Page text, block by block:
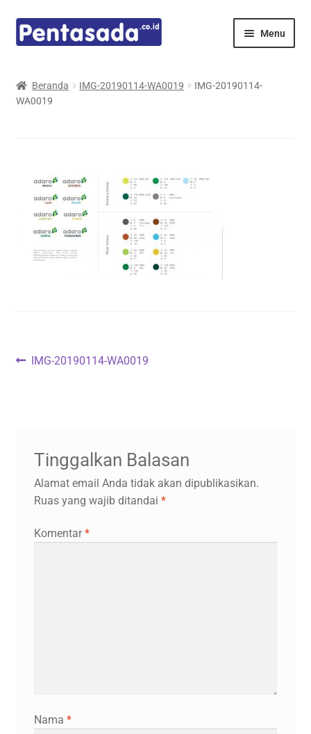
Skip
to
Skip
to
Menu
Mindray
Principals
E-Catalogue
Beranda IMG-20190114-WA0019
IMG-20190114-
WA0019
Navigasi
Previous
IMG-20190114-WA0019
Tinggalkan Balasan
Alamat email Anda tidak akan dipublikasikan.
Ruas yang wajib ditandai *
Komentar*
Nama *